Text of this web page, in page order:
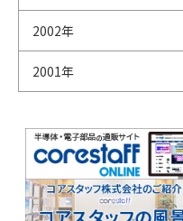
2002年
2001年